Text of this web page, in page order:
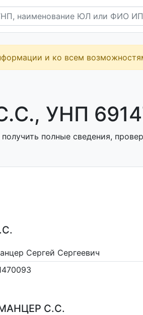
и ко всем
УНП
полные сведения,
Сергей Сергеевич
С.С.